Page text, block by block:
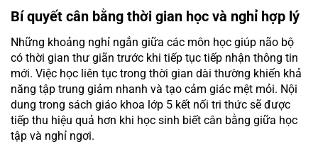
Bí quyết cân bằng thời gian học và nghỉ hợp lý
Những khoảng nghỉ ngắn giữa các môn học giúp não bộ
có thời gian thư giãn trước khi tiếp tục tiếp nhận thông tin
mới. Việc học liên tục trong thời gian dài thường khiến khả
năng tập trung giảm nhanh và tạo cảm giác mệt mỏi. Nội
dung trong sách giáo khoa lớp 5 kết nối tri thức sẽ được
tiếp thu hiệu quả hơn khi học sinh biết cân bằng giữa học
tập và nghỉ ngơi.